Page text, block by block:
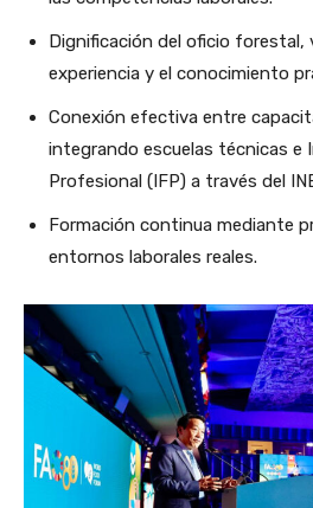
Dignificación del oficio forestal,
experiencia y el conocimiento
Conexión efectiva entre
integrando escuelas técnicas
Profesional (IFP) a través del
Formación continua mediante
entornos laborales reales.